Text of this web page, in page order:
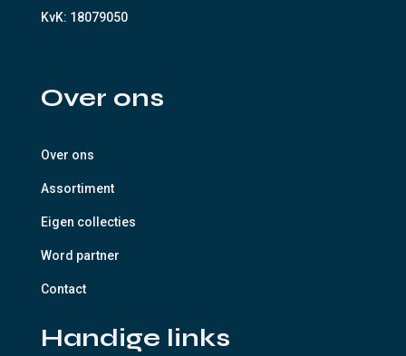
KvK: 18079050
Over ons
Over ons
Assortiment
Eigen collecties
Word partner
Contact
Handige links